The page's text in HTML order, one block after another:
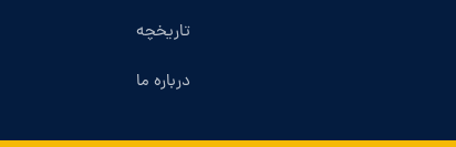
تاریخچه
درباره ما